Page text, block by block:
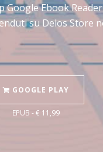
Google Ebook Reader
su Delos Store
GOOGLE PLAY
EPUB - € 11,99